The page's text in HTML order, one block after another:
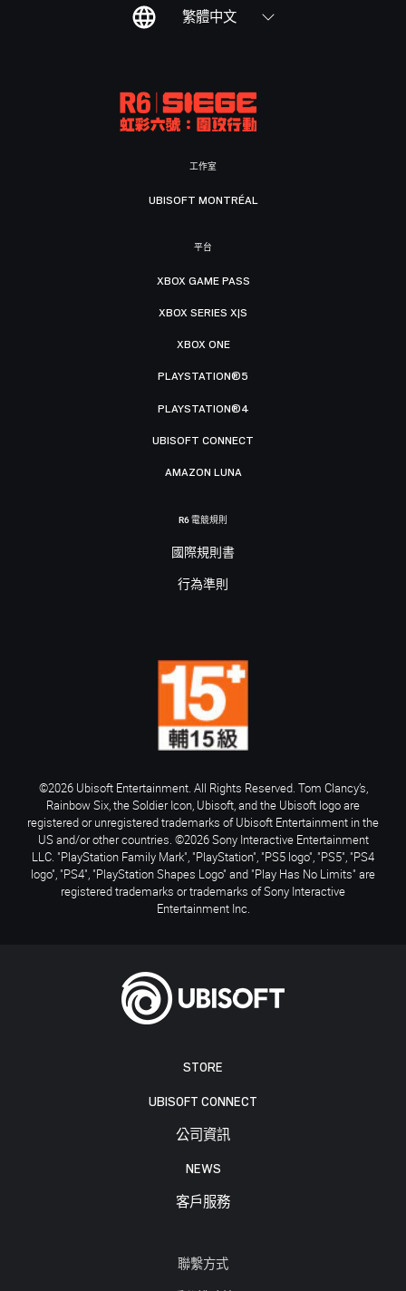
繁體中文
STORE
UBISOFT CONNECT
公司資訊
NEWS
客戶服務
聯繫方式
工作室
UBISOFT MONTRÉAL
平台
XBOX GAME PASS
XBOX SERIES X|S
XBOX ONE
PLAYSTATION®5
PLAYSTATION®4
UBISOFT CONNECT
AMAZON LUNA
R6 電競規則
國際規則書
行為準則
©2026 Ubisoft Entertainment. All Rights Reserved. Tom Clancy’s,
Rainbow Six, the Soldier Icon, Ubisoft, and the Ubisoft logo are
registered or unregistered trademarks of Ubisoft Entertainment in the
US and/or other countries. ©2026 Sony Interactive Entertainment
LLC. "PlayStation Family Mark", "PlayStation", "PS5 logo", "PS5", "PS4
logo", "PS4", "PlayStation Shapes Logo" and "Play Has No Limits" are
registered trademarks or trademarks of Sony Interactive
Entertainment Inc.